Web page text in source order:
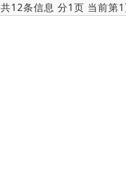
共12条信息 分1页 当前第